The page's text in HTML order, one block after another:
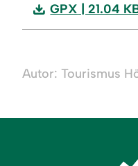
Download:
Gutes
Dorf
Ofterschwang
GPX | 21.04
Autor: Tourismus